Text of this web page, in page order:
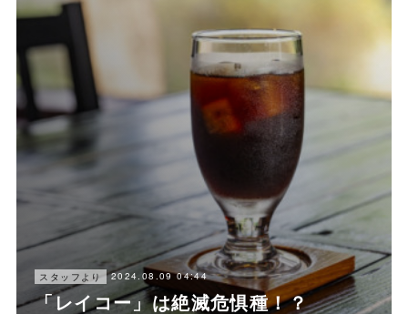
スタッフより 2024.08.09 04:44
「レイコー」は絶滅危惧種！？